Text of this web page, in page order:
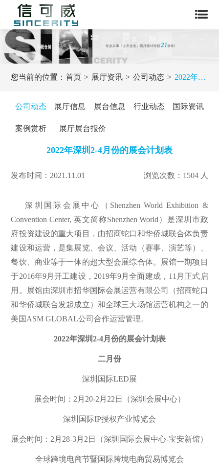
您当前的位置：首页 展厅资讯 公司动态 2022年深圳2-4月份的展会计划表
公司动态 展厅信息 展台信息 行业动态 国际资讯
案例赏析 展厅展台报价
2022年深圳2-4月份的展会计划表
发布时间：2021.11.01 浏览次数：1504 人
深圳国际会展中心（Shenzhen World Exhibition &
Convention Center, 英文简称Shenzhen World）是深圳市政
府投资建设的重大项目，由招商蛇口和华侨城联合体负责
建设和运营，是集展览、会议、活动（赛事、演艺等）、
餐饮、商业等于一体的超大型会展综合体。展馆一期项目
于2016年9月开工建设，2019年9月全面建成，11月正式启
用。展馆由深圳市招华国际会展运营有限公司（招商蛇口
和华侨城联合发起成立）和全球三大场馆运营机构之一的
美国ASM GLOBAL公司合作运营管理。
2022年深圳2-4月份的展会计划表
二月份
深圳国际LED展
展会时间：2月20-2月22日（深圳会展中心）
深圳国际IP授权产业博览会
展会时间：2月28-3月2日（深圳国际会展中心-宝安新馆）
全球跨境电商节暨国际跨境电商贸易博览会